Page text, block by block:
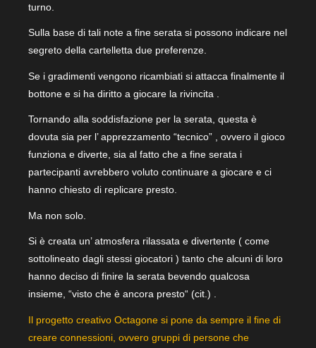
turno.
Sulla base di tali note a fine serata si possono indicare nel
segreto della cartelletta due preferenze.
Se i gradimenti vengono ricambiati si attacca finalmente il
bottone e si ha diritto a giocare la rivincita .
Tornando alla soddisfazione per la serata, questa è
dovuta sia per l’ apprezzamento “tecnico” , ovvero il gioco
funziona e diverte, sia al fatto che a fine serata i
partecipanti avrebbero voluto continuare a giocare e ci
hanno chiesto di replicare presto.
Ma non solo.
Si è creata un’ atmosfera rilassata e divertente ( come
sottolineato dagli stessi giocatori ) tanto che alcuni di loro
hanno deciso di finire la serata bevendo qualcosa
insieme, “visto che è ancora presto“ (cit.) .
Il progetto creativo Octagone si pone da sempre il fine di
creare connessioni, ovvero gruppi di persone che